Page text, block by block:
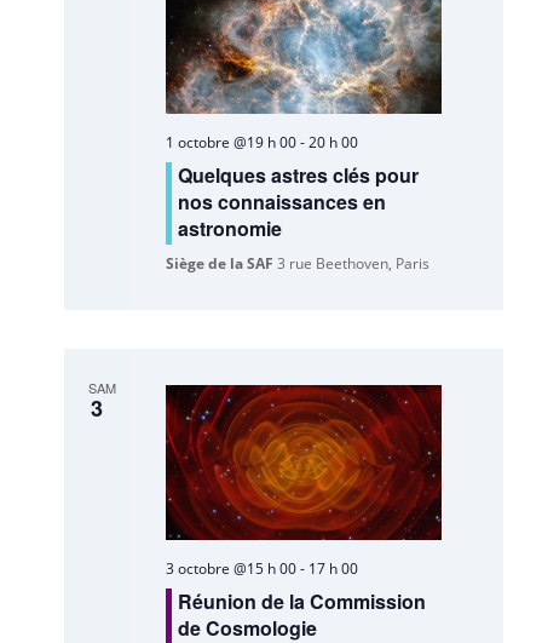
1 octobre @19 h 00-20 h 00
Quelques astres clés pour
nos connaissances en
astronomie
Siège de la SAF3 rue Beethoven, Paris
SAM
3
3 octobre @15 h 00- 17 h 00
Réunion de la Commission
de Cosmologie